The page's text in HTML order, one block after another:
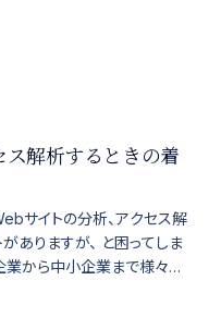
ス解析するときの着
サイトの分析、アクセス解
ありますが、 と困ってしま
業から中小企業まで様々な